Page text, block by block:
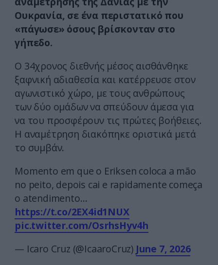
Ουκρανία, σε ένα περιστατικό που
«πάγωσε» όσους βρίσκονταν στο
γήπεδο.
Ο 34χρονος διεθνής μέσος αισθάνθηκε
ξαφνική αδιαθεσία και κατέρρευσε στον
αγωνιστικό χώρο, με τους ανθρώπους
των δύο ομάδων να σπεύδουν άμεσα για
να του προσφέρουν τις πρώτες βοήθειες.
Η αναμέτρηση διακόπηκε οριστικά μετά
το συμβάν.
Momento em que o Eriksen coloca a mão
no peito, depois cai e rapidamente começa
o atendimento…
https://t.co/2EX4id1NUX
pic.twitter.com/OsrhsHyv4h
— Icaro Cruz (@IcaaroCruz) June 7, 2026